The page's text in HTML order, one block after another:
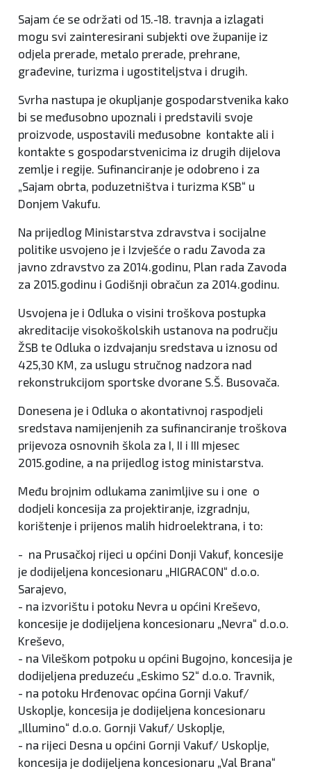
Sajam će se održati od 15.-18. travnja a izlagati
mogu svi zainteresirani subjekti ove županije iz
odjela prerade, metalo prerade, prehrane,
građevine, turizma i ugostiteljstva i drugih.
Svrha nastupa je okupljanje gospodarstvenika kako
bi se međusobno upoznali i predstavili svoje
proizvode, uspostavili međusobne kontakte ali i
kontakte s gospodarstvenicima iz drugih dijelova
zemlje i regije. Sufinanciranje je odobreno i za
„Sajam obrta, poduzetništva i turizma KSB“ u
Donjem Vakufu.
Na prijedlog Ministarstva zdravstva i socijalne
politike usvojeno je i Izvješće o radu Zavoda za
javno zdravstvo za 2014.godinu, Plan rada Zavoda
za 2015.godinu i Godišnji obračun za 2014.godinu.
Usvojena je i Odluka o visini troškova postupka
akreditacije visokoškolskih ustanova na području
ŽSB te Odluka o izdvajanju sredstava u iznosu od
425,30 KM, za uslugu stručnog nadzora nad
rekonstrukcijom sportske dvorane S.Š. Busovača.
Donesena je i Odluka o akontativnoj raspodjeli
sredstava namijenjenih za sufinanciranje troškova
prijevoza osnovnih škola za I, II i III mjesec
2015.godine, a na prijedlog istog ministarstva.
Među brojnim odlukama zanimljive su i one o
dodjeli koncesija za projektiranje, izgradnju,
korištenje i prijenos malih hidroelektrana, i to:
- na Prusačkoj rijeci u općini Donji Vakuf, koncesije
je dodijeljena koncesionaru „HIGRACON“ d.o.o.
Sarajevo,
- na izvorištu i potoku Nevra u općini Kreševo,
koncesije je dodijeljena koncesionaru „Nevra“ d.o.o.
Kreševo,
- na Vileškom potpoku u općini Bugojno, koncesija je
dodijeljena preduzeću „Eskimo S2“ d.o.o. Travnik,
- na potoku Hrđenovac općina Gornji Vakuf/
Uskoplje, koncesija je dodijeljena koncesionaru
„Illumino“ d.o.o. Gornji Vakuf/ Uskoplje,
- na rijeci Desna u općini Gornji Vakuf/ Uskoplje,
koncesija je dodijeljena koncesionaru „Val Brana“